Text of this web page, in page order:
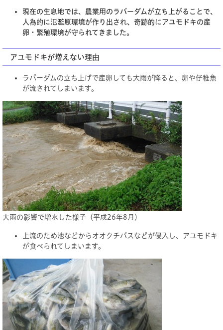
現在の生息地では、農業用のラバーダムが立ち上がることで、
人為的に氾濫原環境が作り出され、奇跡的にアユモドキの産
卵・繁殖環境が守られてきました。
アユモドキが増えない理由
ラバーダムの立ち上げで産卵しても大雨が降ると、卵や仔稚魚
が流されてしまいます。
​大雨の影響で増水した様子（平成26年8月）
上流のため池などからオオクチバスなどが侵入し、アユモドキ
が食べられてしまいます。